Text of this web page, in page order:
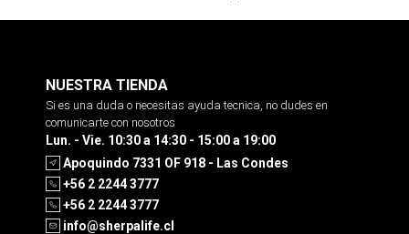
NUESTRA TIENDA
Si es una duda o necesitas ayuda tecnica, no dudes en
comunicarte con nosotros
Lun. - Vie. 10:30 a 14:30 - 15:00 a 19:00
Apoquindo 7331 OF 918 - Las Condes
+56 2 2244 3777
+56 2 2244 3777
info@sherpalife.cl